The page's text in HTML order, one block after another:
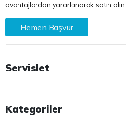
avantajlardan yararlanarak satın alın.
Hemen Başvur
Servislet
Kategoriler